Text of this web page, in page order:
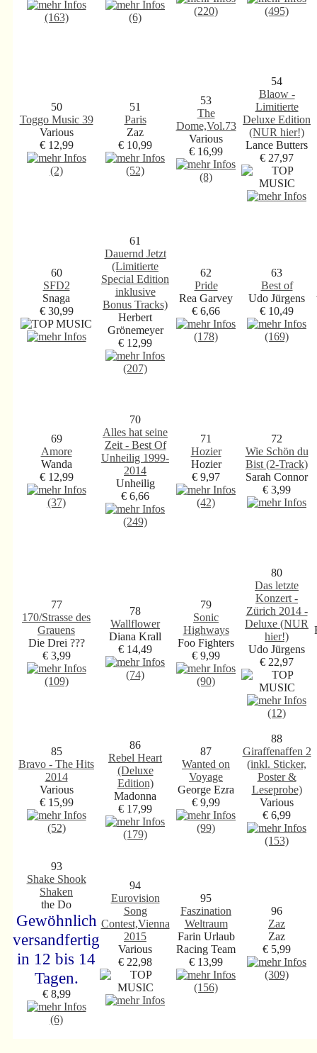
(163) (6)
(220) (495)
50
Toggo Music 39
Various
€ 12,99
(2)
51
Paris
Zaz
€ 10,99
(52)
53
The
Dome,Vol.73
Various
€ 16,99
(8)
54
Blaow -
Limitierte
Deluxe Edition
(NUR hier!)
Lance Butters
€ 27,97
60
SFD2
Snaga
€ 30,99
61
Dauernd Jetzt
(Limitierte
Special Edition
inklusive
Bonus Tracks)
Herbert
Grönemeyer
€ 12,99
(207)
62
Pride
Rea Garvey
€ 6,66
(178)
63
Best of
Udo Jürgens
€ 10,49
(169)
69
Amore
Wanda
€ 12,99
(37)
70
Alles hat seine
Zeit - Best Of
Unheilig 1999-
2014
Unheilig
€ 6,66
(249)
71
Hozier
Hozier
€ 9,97
(42)
72
Wie Schön du
Bist (2-Track)
Sarah Connor
€ 3,99
77
170/Strasse des
Grauens
Die Drei ???
€ 3,99
(109)
78
Wallflower
Diana Krall
€ 14,49
(74)
79
Sonic
Highways
Foo Fighters
€ 9,99
(90)
80
Das letzte
Konzert -
Zürich 2014 -
Deluxe (NUR
hier!)
Udo Jürgens
€ 22,97
(12)
85
Bravo - The Hits
2014
Various
€ 15,99
(52)
86
Rebel Heart
(Deluxe
Edition)
Madonna
€ 17,99
(179)
87
Wanted on
Voyage
George Ezra
€ 9,99
(99)
88
Giraffenaffen 2
(inkl. Sticker,
Poster &
Leseprobe)
Various
€ 6,99
(153)
93
Shake Shook
Shaken
the Do
Gewöhnlich
versandfertig
in 12 bis 14
Tagen.
€ 8,99
(6)
94
Eurovision
Song
Contest,Vienna
2015
Various
€ 22,98
95
Faszination
Weltraum
Farin Urlaub
Racing Team
€ 13,99
(156)
96
Zaz
Zaz
€ 5,99
(309)